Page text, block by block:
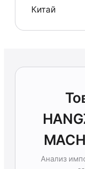
Китай
Анализ